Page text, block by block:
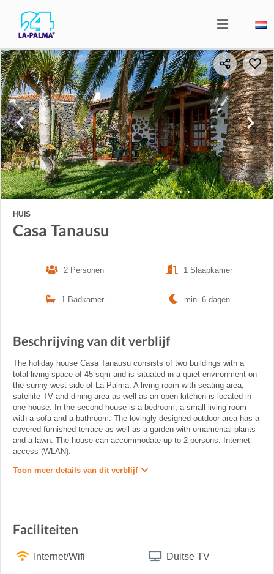
HUIS
Casa Tanausu
2 Personen 1 Slaapkamer
1 Badkamer min. 6 dagen
Beschrijving van dit verblijf
The holiday house Casa Tanausu consists of two buildings with a
total living space of 45 sqm and is situated in a quiet environment on
the sunny west side of La Palma. A living room with seating area,
satellite TV and dining area as well as an open kitchen is located in
one house. In the second house is a bedroom, a small living room
with a sofa and a bathroom. The lovingly designed outdoor area has a
covered furnished terrace as well as a garden with ornamental plants
and a lawn. The house can accommodate up to 2 persons. Internet
access (WLAN).
Toon meer details van dit verblijf
Faciliteiten
Internet/Wifi Duitse TV